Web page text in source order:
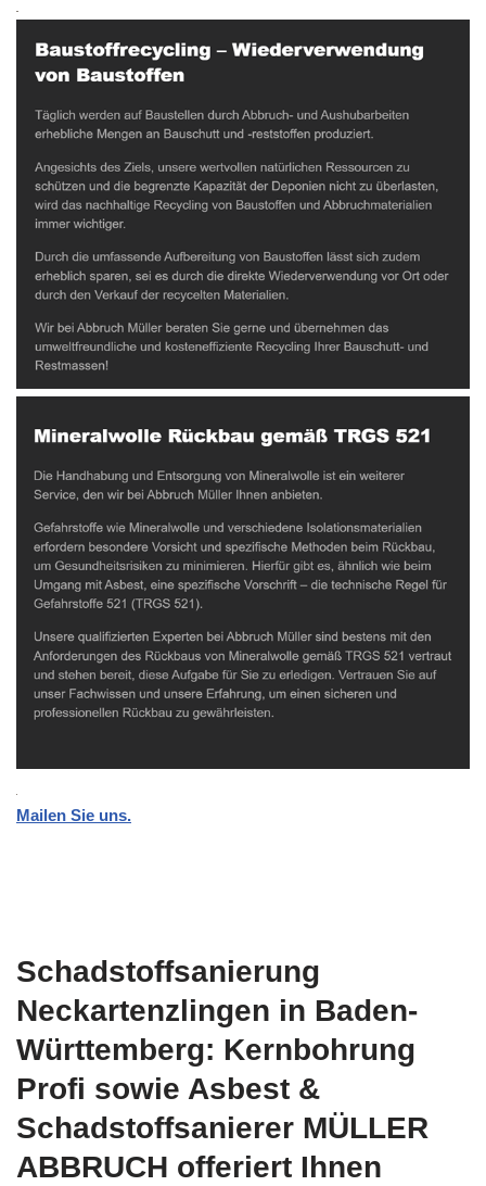
Mailen Sie uns.
Schadstoffsanierung
Neckartenzlingen in Baden-
Württemberg: Kernbohrung
Profi sowie Asbest &
Schadstoffsanierer MÜLLER
ABBRUCH offeriert Ihnen